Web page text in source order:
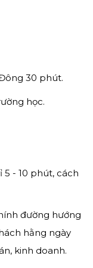
30 phút.
học.
5 - 10 phút, cách
đường hướng
hằng ngày
kinh doanh.